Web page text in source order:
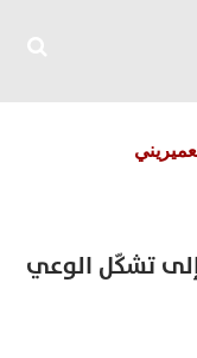
إلى تشكّل الوعي